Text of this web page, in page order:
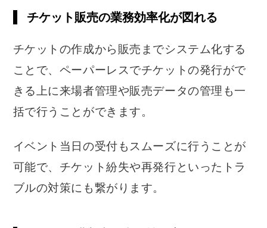
チケット販売の業務効率化が図れる
チケットの作成から販売までシステム化する
ことで、ペーパーレスでチケットの発行がで
きる上に来場者管理や販売データの管理も一
括で行うことができます。
イベント当日の受付もスムーズに行うことが
可能で、チケット紛失や再発行といったトラ
ブルの対策にも繋がります。